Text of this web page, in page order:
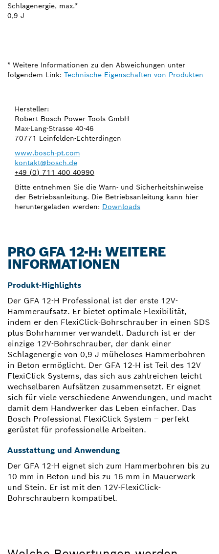
Schlagenergie, max.*
0,9 J
* Weitere Informationen zu den Abweichungen unter
folgendem Link: Technische Eigenschaften von Produkten
Hersteller:
Robert Bosch Power Tools GmbH
Max-Lang-Strasse 40-46
70771 Leinfelden-Echterdingen
www.bosch-pt.com
kontakt@bosch.de
+49 (0) 711 400 40990
Bitte entnehmen Sie die Warn- und Sicherheitshinweise
der Betriebsanleitung. Die Betriebsanleitung kann hier
heruntergeladen werden: Downloads
PRO GFA 12-H: WEITERE
INFORMATIONEN
Produkt-Highlights
Der GFA 12-H Professional ist der erste 12V-
Hammeraufsatz. Er bietet optimale Flexibilität,
indem er den FlexiClick-Bohrschrauber in einen SDS
plus-Bohrhammer verwandelt. Dadurch ist er der
einzige 12V-Bohrschrauber, der dank einer
Schlagenergie von 0,9 J müheloses Hammerbohren
in Beton ermöglicht. Der GFA 12-H ist Teil des 12V
FlexiClick Systems, das sich aus zahlreichen leicht
wechselbaren Aufsätzen zusammensetzt. Er eignet
sich für viele verschiedene Anwendungen, und macht
damit dem Handwerker das Leben einfacher. Das
Bosch Professional FlexiClick System – perfekt
gerüstet für professionelle Arbeiten.
Ausstattung und Anwendung
Der GFA 12-H eignet sich zum Hammerbohren bis zu
10 mm in Beton und bis zu 16 mm in Mauerwerk
und Stein. Er ist mit den 12V-FlexiClick-
Bohrschraubern kompatibel.